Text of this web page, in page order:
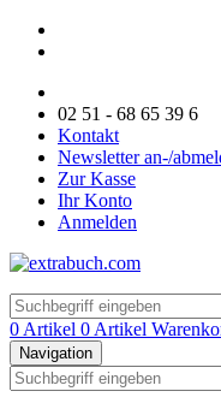
02 51 - 68 65 39 6
Kontakt
Newsletter an-/
Zur Kasse
Ihr Konto
Anmelden
0 Artikel 0 Artikel
Navigation